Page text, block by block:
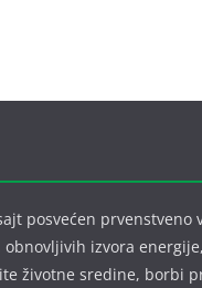
posvećen prvenstveno
izvora
životne sredine, borbi